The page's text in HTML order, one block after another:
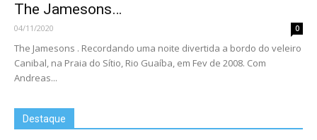
The Jamesons…
04/11/2020 0
The Jamesons . Recordando uma noite divertida a bordo do veleiro
Canibal, na Praia do Sítio, Rio Guaíba, em Fev de 2008. Com
Andreas...
Destaque